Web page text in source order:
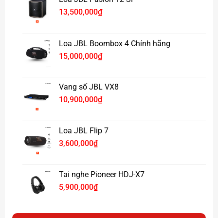
Công nghệ âm thanh vòm 360° giúp bạn thưởng thức
nhạc trọn vẹn ở mọi vị trí.
nhạc từ pop, ballad đến EDM.
13,500,000₫
Loa JBL Boombox 4 Chính hãng
15,000,000₫
Vang số JBL VX8
10,900,000₫
Loa JBL Flip 7
3,600,000₫
Tai nghe Pioneer HDJ-X7
5,900,000₫